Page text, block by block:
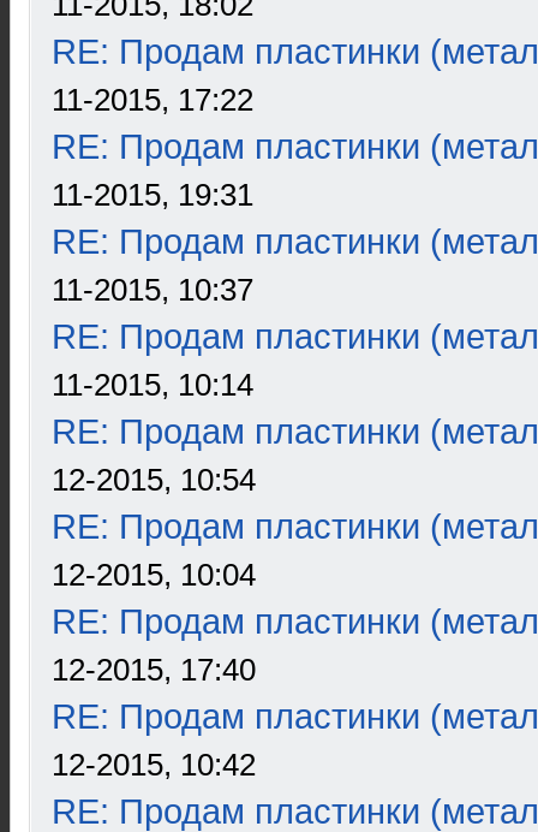
RE: Продам пластинки
11-2015, 17:22
RE: Продам пластинки
11-2015, 19:31
RE: Продам пластинки
11-2015, 10:37
RE: Продам пластинки
11-2015, 10:14
RE: Продам пластинки
12-2015, 10:54
RE: Продам пластинки
12-2015, 10:04
RE: Продам пластинки
12-2015, 17:40
RE: Продам пластинки
12-2015, 10:42
RE: Продам пластинки